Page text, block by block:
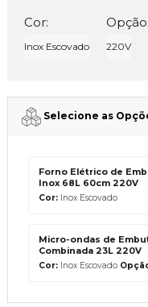
Cor:
Inox Escovado
Opção:
220V
Selecione as
Forno Elétrico de
Inox 68L 60cm 220V
Cor:Inox Escovado
Micro-ondas de
Combinada 23L 220V
Cor:Inox Escovado